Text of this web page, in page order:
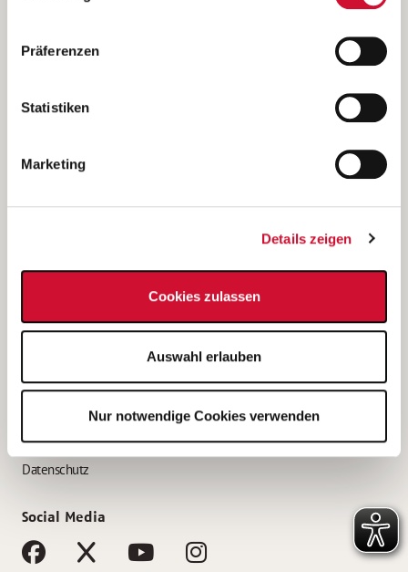
Sie der Speicherung sämtlicher Cookies zu. Sie können
Ihre Einwilligung selbstverständlich jederzeit widerrufen,
indem Sie die Cookie-Einstellungen aufrufen und diese
unsererDatenschutzerklärung
Präferenzen
Statistiken
Marketing
Details zeigen
Cookies zulassen
Auswahl erlauben
Nur notwendige Cookies verwenden
Kantstraße 45a
(Ein Tochterunternehmen des AWO Bezirksverbandes Unterfranken
e.V.)
Bewerbung als Altenpflegehelfer*in
Bewerbung als Erzieher*in
AWO Gliederungen nach Bundesland
Impressum
Datenschutz
Social Media